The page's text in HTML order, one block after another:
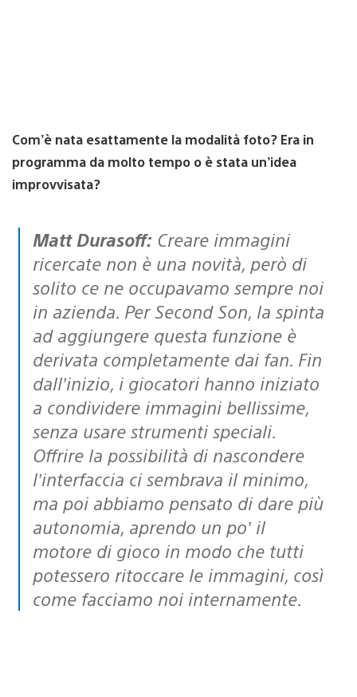
Com’è nata esattamente la modalità foto? Era in
programma da molto tempo o è stata un’idea
improvvisata?
Matt Durasoff: Creare immagini
ricercate non è una novità, però di
solito ce ne occupavamo sempre noi
in azienda. Per Second Son, la spinta
ad aggiungere questa funzione è
derivata completamente dai fan. Fin
dall’inizio, i giocatori hanno iniziato
a condividere immagini bellissime,
senza usare strumenti speciali.
Offrire la possibilità di nascondere
l’interfaccia ci sembrava il minimo,
ma poi abbiamo pensato di dare più
autonomia, aprendo un po’ il
motore di gioco in modo che tutti
potessero ritoccare le immagini, così
come facciamo noi internamente.